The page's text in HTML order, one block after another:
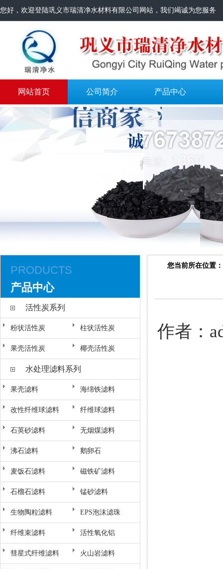
您好，欢迎登陆巩义市瑞清净水材料有限公司网站，我们竭诚为您服务
网站首页 公司简介 产品中心
PRODUCTS
产品中心
活性炭系列
粉状活性炭 柱状活性炭
果壳活性炭 椰壳活性炭
水处理滤料系列
果壳滤料 海绵铁滤料
改性纤维球滤料 纤维球滤料
石英砂滤料 无烟煤滤料
沸石滤料 鹅卵石
麦饭石滤料 磁铁矿滤料
石榴石滤料 锰砂滤料
生物陶粒滤料 EPS泡沫滤珠
纤维束滤料 活性氧化铝
彗星式纤维滤料 火山岩滤料
您当前所在位置：
作者：